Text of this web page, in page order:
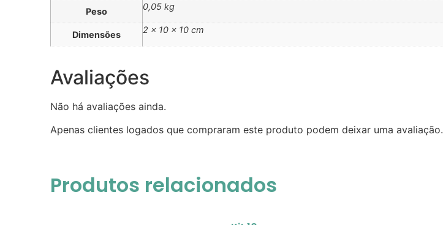
Peso 0,05 kg
Dimensões 2 × 10 × 10 cm
Avaliações
Não há avaliações ainda.
Apenas clientes logados que compraram este produto podem deixar uma avaliação.
Produtos relacionados